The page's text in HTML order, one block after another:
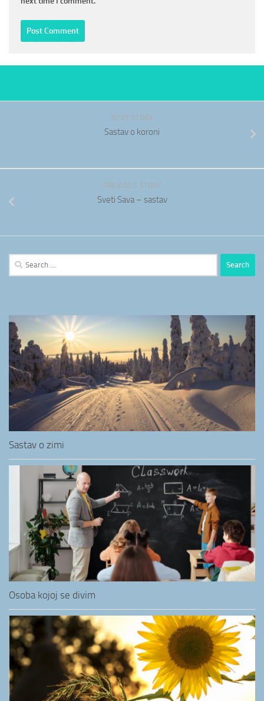
NEXT STORY
Sastav o koroni
PREVIOUS STORY
Sveti Sava – sastav
Search
for:
Sastav o zimi
Osoba kojoj se divim